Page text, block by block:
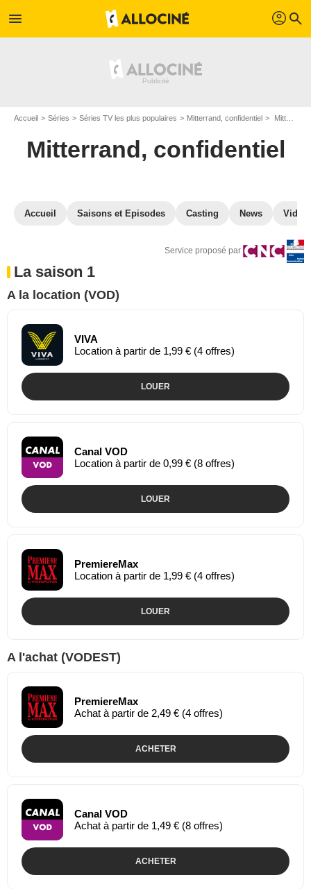
menu profil search
Accueil Séries Séries TV les plus populaires Mitterrand, confidentiel Mitterrand, confidentiel en VOD
Mitterrand, confidentiel
Accueil Saisons et Episodes Casting News
Service proposé par
La saison 1
A la location (VOD)
VIVA
Location à partir de 1,99 € (4 offres)
LOUER
Canal VOD
Location à partir de 0,99 € (8 offres)
LOUER
PremiereMax
Location à partir de 1,99 € (4 offres)
LOUER
A l'achat (VODEST)
PremiereMax
Achat à partir de 2,49 € (4 offres)
ACHETER
Canal VOD
Achat à partir de 1,49 € (8 offres)
ACHETER